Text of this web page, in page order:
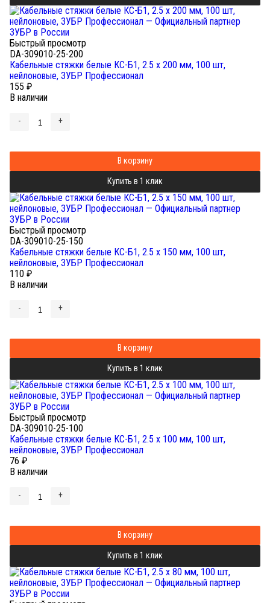
Быстрый просмотр
DA-309010-25-200
Кабельные стяжки белые КС-Б1, 2.5 x 200 мм, 100 шт,
нейлоновые, ЗУБР Профессионал
155 ₽
В наличии
- +
В корзину
Купить в 1 клик
Быстрый просмотр
DA-309010-25-150
Кабельные стяжки белые КС-Б1, 2.5 x 150 мм, 100 шт,
нейлоновые, ЗУБР Профессионал
110 ₽
В наличии
- +
В корзину
Купить в 1 клик
Быстрый просмотр
DA-309010-25-100
Кабельные стяжки белые КС-Б1, 2.5 x 100 мм, 100 шт,
нейлоновые, ЗУБР Профессионал
76 ₽
В наличии
- +
В корзину
Купить в 1 клик